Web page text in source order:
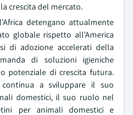
crescita del mercato.
detengano attualmente
globale rispetto all'America
di adozione accelerati della
di soluzioni igieniche
potenziale di crescita futura.
a sviluppare il suo
domestici, il suo ruolo nel
per animali domestici e